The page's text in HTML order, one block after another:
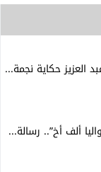
العزيز حكاية نجمة...
ألف أخ”.. رسالة...